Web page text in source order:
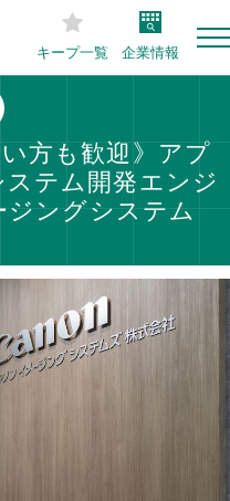
キープ一覧 企業情報
い方も歓迎》アプ
テム開発エンジ
ジングシステム